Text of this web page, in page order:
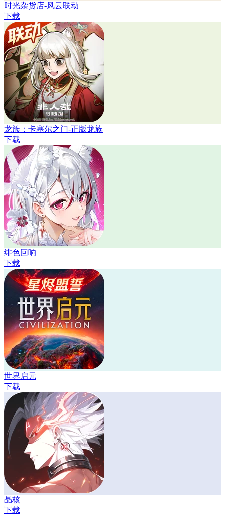
时光杂货店-风云联动
下载
龙族：卡塞尔之门-正版龙族
下载
绯色回响
下载
世界启元
下载
晶核
下载